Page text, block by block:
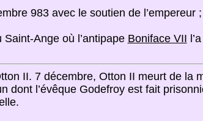
983 avec le soutien de l’empereur
Ange où l’antipape Boniface VII
II. 7 décembre, Otton II meurt de la
dont l’évêque Godefroy est fait